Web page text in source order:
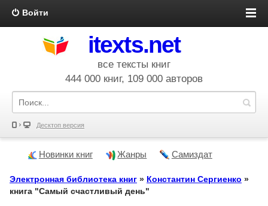
Войти
itexts.net
все тексты книг
444 000 книг, 109 000 авторов
Десктоп версия
Новинки книг Жанры Самиздат
Электронная библиотека книг » Константин Сергиенко »
книга "Самый счастливый день"